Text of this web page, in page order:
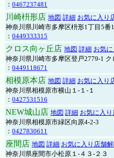
： 0467237481
川崎枡形店 地図 詳細 お気に入り
神奈川県川崎市多摩区枡形1丁目5番
： 0449333315
クロス向ヶ丘店 地図 詳細 お気
神奈川県川崎市多摩区登戸2779-1
： 0449118671
相模原本店 地図 詳細 お気に入り
神奈川県相模原市横山１-１-１
： 0427531516
NEW城山店 地図 詳細 お気に入
神奈川県相模原市緑区向原4-2-3
： 0427830611
座間店 地図 詳細 お気に入り店舗
神奈川県座間市小松原１-４３-２３